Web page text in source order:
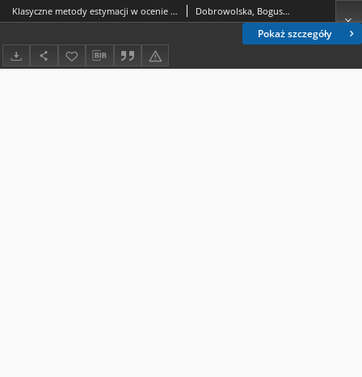
Pokaż szczegóły
Klasyczne metody estymacji w ocenie redystrybucyjnych konsekwencji funkcjonomania podatków konsumpcyjnych w Polsce Dobrowolska, Bogusława